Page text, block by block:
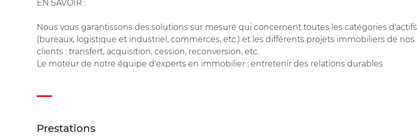
EN SAVOIR :
Nous vous garantissons des solutions sur mesure qui concernent toutes les catégories d'actifs
(bureaux, logistique et industriel, commerces, etc.) et les différents projets immobiliers de nos
clients : transfert, acquisition, cession, reconversion, etc.
Le moteur de notre équipe d'experts en immobilier : entretenir des relations durables
Prestations